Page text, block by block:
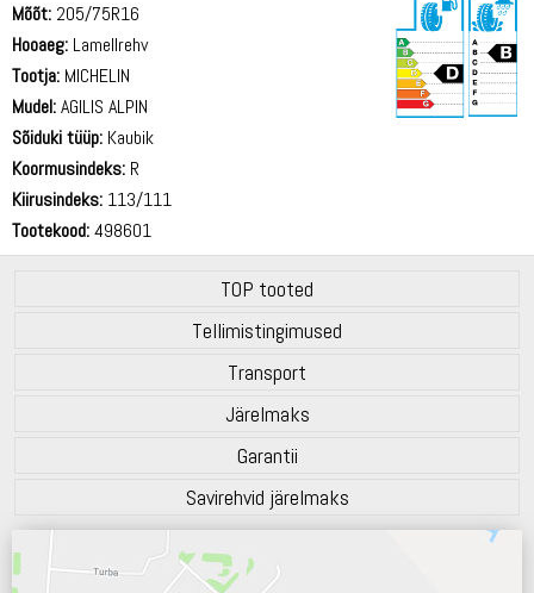
Mõõt: 205/75R16
Hooaeg: Lamellrehv
Tootja: MICHELIN
Mudel:AGILIS ALPIN
Sõiduki tüüp: Kaubik
Koormusindeks: R
Kiirusindeks: 113/111
Tootekood:498601
TOP tooted
Tellimistingimused
Transport
Järelmaks
Garantii
Savirehvid järelmaks